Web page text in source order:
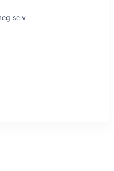
selv